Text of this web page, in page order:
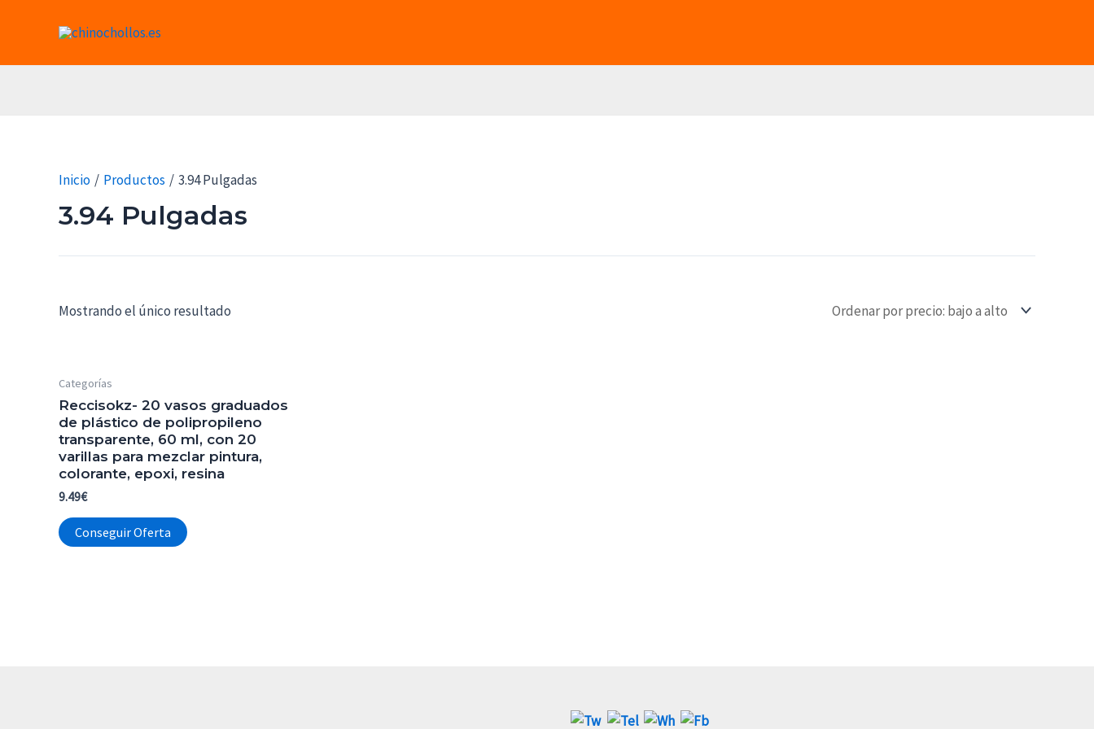
Inicio Productos 3.94 Pulgadas
3.94 Pulgadas
Mostrando el único resultado
Categorías
Reccisokz- 20 vasos graduados
de plástico de polipropileno
transparente, 60 ml, con 20
varillas para mezclar pintura,
colorante, epoxi, resina
9.49€
Conseguir Oferta